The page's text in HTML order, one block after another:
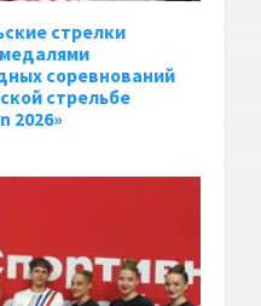
стрелки
соревнований
стрельбе
2026»